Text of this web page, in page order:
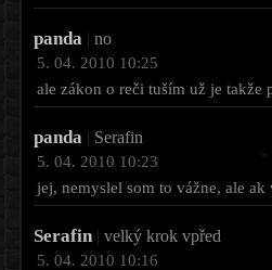
panda | no
5. 04. 2010 10:25
ale zákon o reči tuším už je takže
panda | Serafin
5. 04. 2010 10:23
jej, nemyslel som to vážne, ale
Serafin | velký krok vpřed
5. 04. 2010 10:16